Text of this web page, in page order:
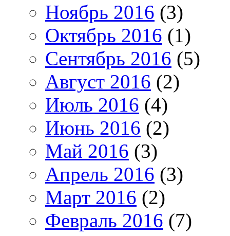
Ноябрь 2016 (3)
Октябрь 2016 (1)
Сентябрь 2016 (5)
Август 2016 (2)
Июль 2016 (4)
Июнь 2016 (2)
Май 2016 (3)
Апрель 2016 (3)
Март 2016 (2)
Февраль 2016 (7)